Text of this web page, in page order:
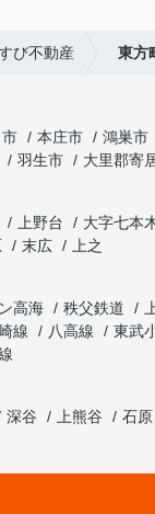
び不動産 東方
本庄市 鴻巣市
羽生市
大里郡寄
上野台 大字七本
末広
上之
高海 秩父鉄道
線 八高線
東武
深谷 上熊谷 石原